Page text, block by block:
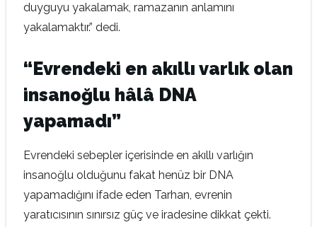
duyguyu yakalamak, ramazanın anlamını
yakalamaktır.” dedi.
“Evrendeki en akıllı varlık olan
insanoğlu hâlâ DNA
yapamadı”
Evrendeki sebepler içerisinde en akıllı varlığın
insanoğlu olduğunu fakat henüz bir DNA
yapamadığını ifade eden Tarhan, evrenin
yaratıcısının sınırsız güç ve iradesine dikkat çekti.